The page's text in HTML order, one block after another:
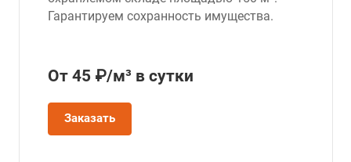
Гарантируем сохранность имущества.
От 45 ₽/м³ в сутки
Заказать